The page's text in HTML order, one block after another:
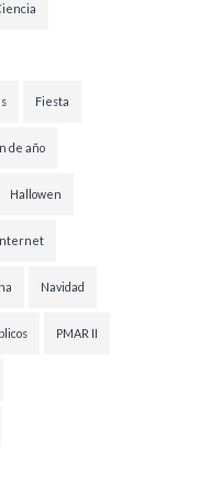
Fiesta
de año
Hallowen
Navidad
PMAR II